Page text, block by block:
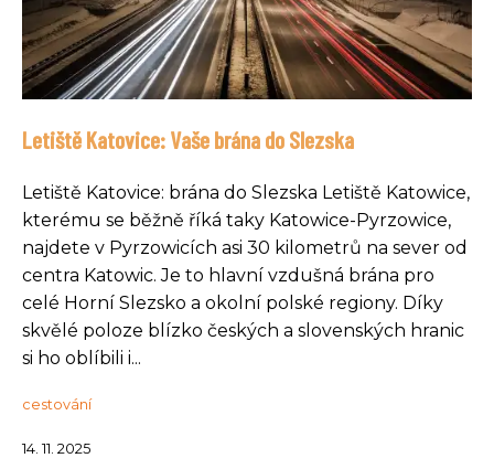
Letiště Katovice: Vaše brána do Slezska
Letiště Katovice: brána do Slezska Letiště Katowice,
kterému se běžně říká taky Katowice-Pyrzowice,
najdete v Pyrzowicích asi 30 kilometrů na sever od
centra Katowic. Je to hlavní vzdušná brána pro
celé Horní Slezsko a okolní polské regiony. Díky
skvělé poloze blízko českých a slovenských hranic
si ho oblíbili i...
cestování
14. 11. 2025